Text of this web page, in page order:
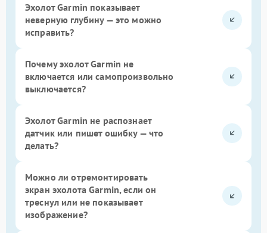
Эхолот Garmin показывает
неверную глубину — это можно
исправить?
Почему эхолот Garmin не
включается или самопроизвольно
выключается?
Эхолот Garmin не распознает
датчик или пишет ошибку — что
делать?
Можно ли отремонтировать
экран эхолота Garmin, если он
треснул или не показывает
изображение?